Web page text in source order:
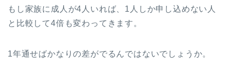
もし家族に成人が4人いれば、1人しか申し込めない人
と比較して4倍も変わってきます。
1年通せばかなりの差がでるんではないでしょうか。